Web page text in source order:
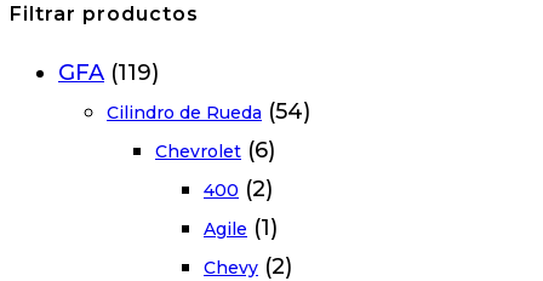
Filtrar productos
GFA (119)
Cilindro de Rueda (54)
Chevrolet (6)
400 (2)
Agile (1)
Chevy (2)